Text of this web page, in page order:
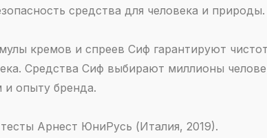
средства для человека и природы.
кремов и спреев Сиф гарантируют
Средства Сиф выбирают миллионы
и опыту бренда.
Арнест ЮниРусь (Италия, 2019).